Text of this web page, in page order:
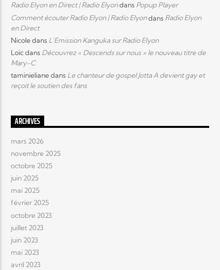
Radio Elyon en Direct | Radio Elyondans Popup Player
Comment écouter Radio Elyon | Radio Elyondans Radio Elyon
en Direct
Nicoledans L’Emission Kanguka sur Radio Elyon
Loïcdans Découvrez « Descends sur nous » le nouveau titre de
Mary-C
taminielianedans Le chanteur de gospel Jotta A devient gay et
reçoit le soutien des fans
ARCHIVES
mars 2026
novembre 2025
octobre 2025
juin 2025
mai 2025
février 2025
octobre 2023
juillet 2023
juin 2023
mai 2023
avril 2023